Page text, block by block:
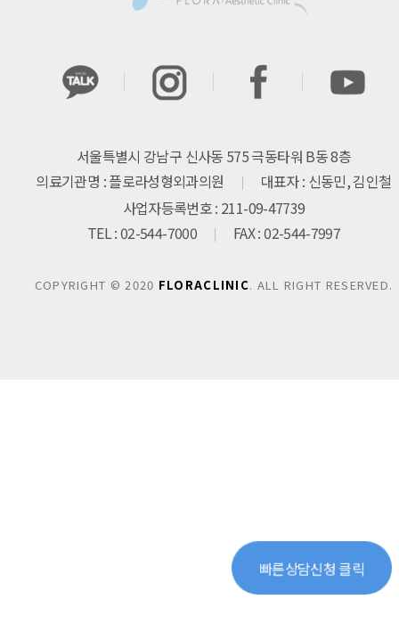
빠른상담신청 클릭
서울특별시 강남구 신사동 575 극동타워 B동 8층
의료기관명 : 플로라성형외과의원
대표자 : 신동민, 김인철
사업자등록번호 : 211-09-47739
TEL : 02-544-7000
FAX : 02-544-7997
COPYRIGHT © 2020 FLORACLINIC. ALL RIGHT RESERVED.